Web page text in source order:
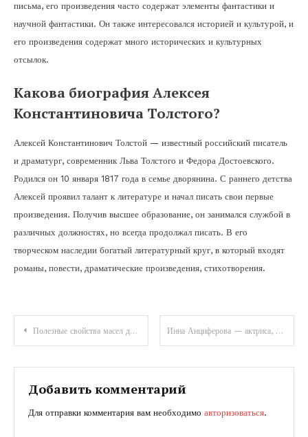
письма, его произведения часто содержат элементы фантастики и
научной фантастики. Он также интересовался историей и культурой, и
его произведения содержат много исторических и культурных
отсылок.
Какова биография Алексея
Константиновича Толстого?
Алексей Константинович Толстой — известный российский писатель
и драматург, современник Льва Толстого и Федора Достоевского.
Родился он 10 января 1817 года в семье дворянина. С раннего детства
Алексей проявил талант к литературе и начал писать свои первые
произведения. Получив высшее образование, он занимался службой в
различных должностях, но всегда продолжал писать. В его
творческом наследии богатый литературный круг, в который входят
романы, повести, драматические произведения, стихотворения.
Навигация
по
записям
Полезные свойства масел для избавления от черных точек Инна Анциферова — актриса, биография, личная жизнь
Добавить комментарий
Для отправки комментария вам необходимо авторизоваться.